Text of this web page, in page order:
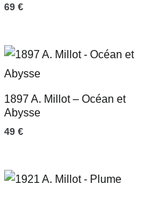
69 €
1897 A. Millot – Océan et
Abysse
49 €